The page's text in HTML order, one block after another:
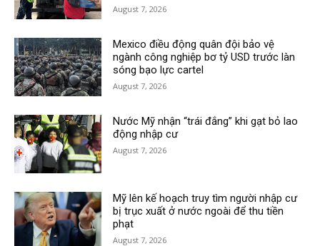
August 7, 2026
Mexico điều động quân đội bảo vệ
ngành công nghiệp bơ tỷ USD trước làn
sóng bạo lực cartel
August 7, 2026
Nước Mỹ nhận “trái đắng” khi gạt bỏ lao
động nhập cư
August 7, 2026
Mỹ lên kế hoạch truy tìm người nhập cư
bị trục xuất ở nước ngoài để thu tiền
phạt
August 7, 2026